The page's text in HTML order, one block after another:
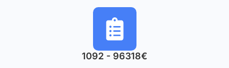
1092 - 96318€